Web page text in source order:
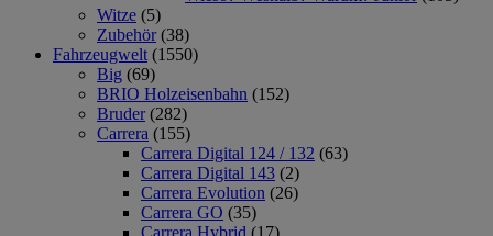
Witze (5)
Zubehör (38)
Fahrzeugwelt (1550)
Big (69)
BRIO Holzeisenbahn (152)
Bruder (282)
Carrera (155)
Carrera Digital 124 / 132 (63)
Carrera Digital 143 (2)
Carrera Evolution (26)
Carrera GO (35)
Carrera Hybrid (17)